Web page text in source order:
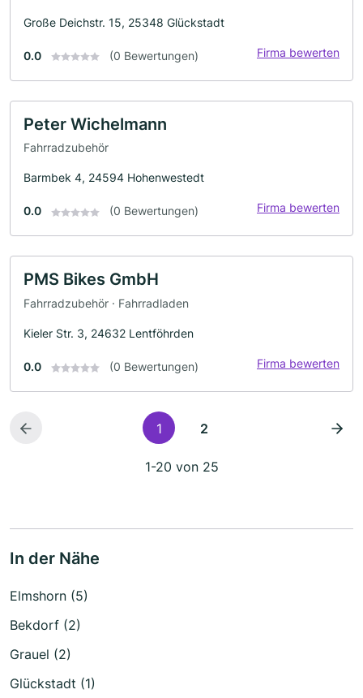
Große Deichstr. 15, 25348 Glückstadt
0.0 (0 Bewertungen) Firma bewerten
Peter Wichelmann
Fahrradzubehör
Barmbek 4, 24594 Hohenwestedt
0.0 (0 Bewertungen) Firma bewerten
PMS Bikes GmbH
Fahrradzubehör · Fahrradladen
Kieler Str. 3, 24632 Lentföhrden
0.0 (0 Bewertungen) Firma bewerten
1 2
1-20 von 25
In der Nähe
Elmshorn (5)
Bekdorf (2)
Grauel (2)
Glückstadt (1)